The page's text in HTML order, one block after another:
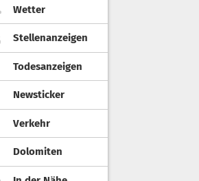
Wetter
Stellenanzeigen
Todesanzeigen
Newsticker
Verkehr
Dolomiten